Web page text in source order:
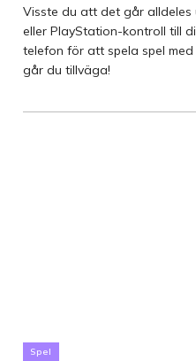
Visste du att det går
eller PlayStation-kontroll till
telefon för att spela spel
går du tillväga!
Spel